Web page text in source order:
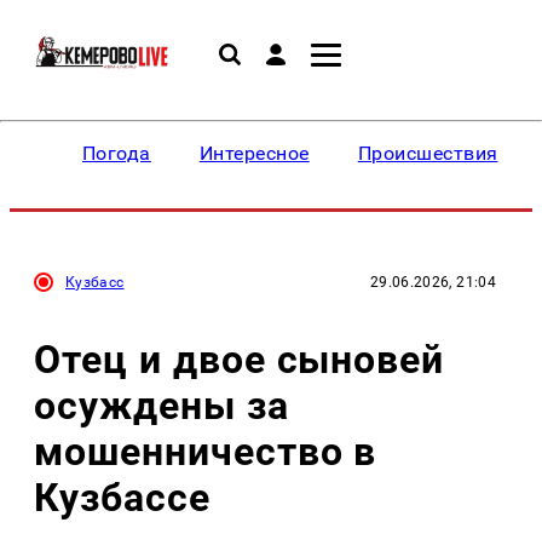
Погода Интересное Происшествия
Кузбасс 29.06.2026, 21:04
Отец и двое сыновей
осуждены за
мошенничество в
Кузбассе